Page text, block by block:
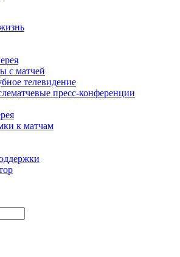
с матчей
телевидение
пресс-конференции
к матчам